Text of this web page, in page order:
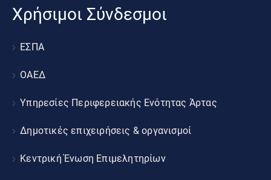
Χρήσιμοι Σύνδεσμοι
ΕΣΠΑ
ΟΑΕΔ
Υπηρεσίες Περιφερειακής Ενότητας Άρτας
Δημοτικές επιχειρήσεις & οργανισμοί
Κεντρική Ένωση Επιμελητηρίων